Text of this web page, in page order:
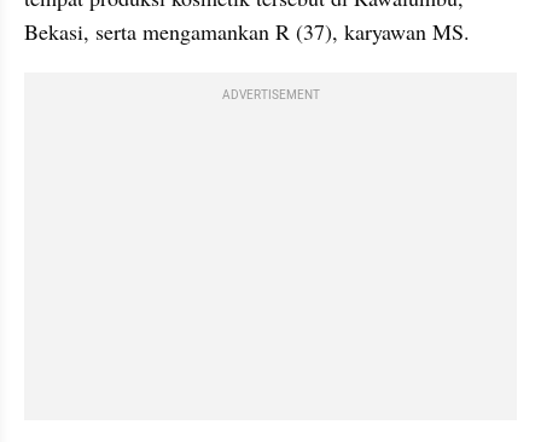
Bekasi, serta mengamankan R (37), karyawan MS.
ADVERTISEMENT